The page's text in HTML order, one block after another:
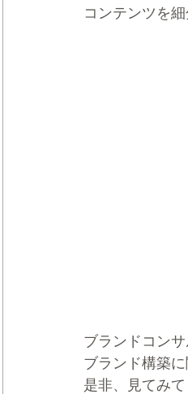
コンテンツを
ブランドコン
ブランド構築
是非、見てみて